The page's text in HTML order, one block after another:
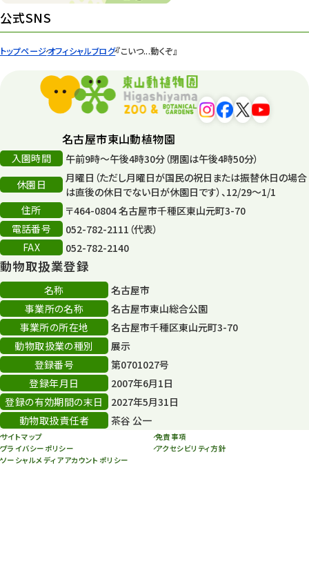
トップページオフィシャルブログ『こいつ...動くぞ』
イベント
平和公園
森のとこやさん
再生
再生フォーラム
80周年
その他
その他イベント
スカイタワー
年末年始のイベント
秋まつり
公式SNS
名古屋市東山動植物園
入園時間
午前9時～午後4時30分（閉園は午後4時50分）
休園日
月曜日（ただし月曜日が国民の祝日または振替休日の場合
は直後の休日でない日が休園日です）、12/29～1/1
住所
〒464-0804 名古屋市千種区東山元町3-70
電話番号
052-782-2111（代表）
FAX
052-782-2140
動物取扱業登録
名称
名古屋市
事業所の名称
名古屋市東山総合公園
事業所の所在地
名古屋市千種区東山元町3-70
動物取扱業の種別
展示
登録番号
第0701027号
登録年月日
2007年6月1日
登録の有効期間の末日
2027年5月31日
動物取扱責任者
茶谷 公一
サイトマップ
免責事項
プライバシーポリシー
アクセシビリティ方針
ソーシャルメディアアカウントポリシー